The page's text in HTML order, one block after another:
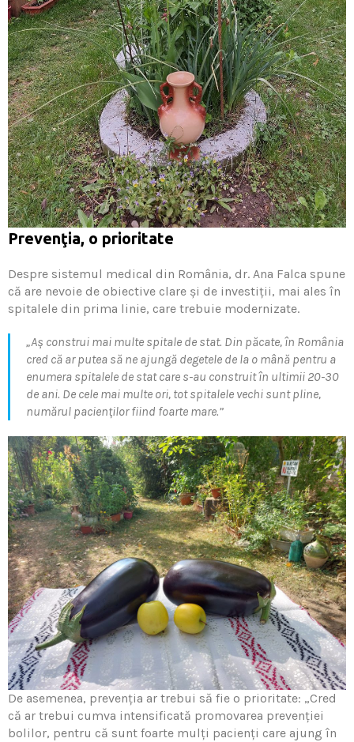
Prevenţia, o prioritate
Despre sistemul medical din România, dr. Ana Falca spune
că are nevoie de obiective clare și de investiţii, mai ales în
spitalele din prima linie, care trebuie modernizate.
„Aș construi mai multe spitale de stat. Din păcate, în România
cred că ar putea să ne ajungă degetele de la o mână pentru a
enumera spitalele de stat care s-au construit în ultimii 20-30
de ani. De cele mai multe ori, tot spitalele vechi sunt pline,
numărul pacienţilor fiind foarte mare.”
De asemenea, prevenţia ar trebui să fie o prioritate: „Cred
că ar trebui cumva intensificată promovarea prevenţiei
bolilor, pentru că sunt foarte mulţi pacienţi care ajung în